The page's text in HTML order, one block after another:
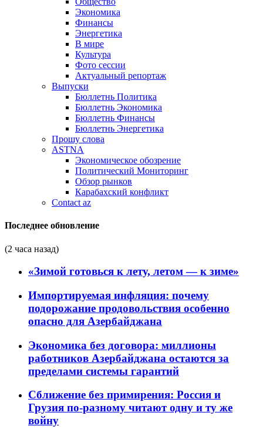
Экономика
Финансы
Энергетика
В мире
Культура
Фото сессии
Актуальный репортаж
Выпуски
Бюллетнь Политика
Бюллетнь Экономика
Бюллетнь Финансы
Бюллетнь Энергетика
Прошу слова
ASTNA
Экономическое обозрение
Политический Мониторинг
Обзор рынков
Карабахский конфликт
Contact az
Последнее обновление
(2 часа назад)
«Зимой готовься к лету, летом — к зиме»
Импортируемая инфляция: почему
подорожание продовольствия особенно
опасно для Азербайджана
Экономика без договора: миллионы
работников Азербайджана остаются за
пределами системы гарантий
Сближение без примирения: Россия и
Грузия по-разному читают одну и ту же
войну